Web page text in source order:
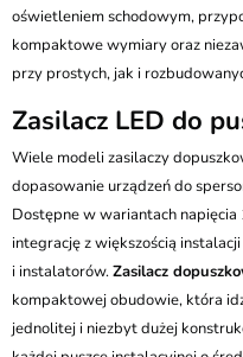
oświetleniem schodowym,
kompaktowe wymiary oraz
przy prostych, jak i
Zasilacz LED do
Wiele modeli zasilaczy
dopasowanie urządzeń do
Dostępne w wariantach
integrację z większością
i instalatorów.Zasilacz
kompaktowej obudowie, która
jednolitej i niezbyt dużej